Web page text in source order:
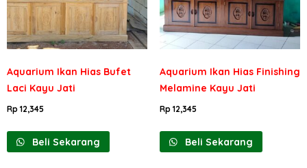
Aquarium Ikan Hias Bufet
Laci Kayu Jati
Rp 12,345
Beli Sekarang
Aquarium Ikan Hias Finishing
Melamine Kayu Jati
Rp12,345
Beli Sekarang